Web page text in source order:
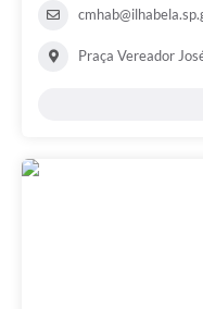
Praça Vereador